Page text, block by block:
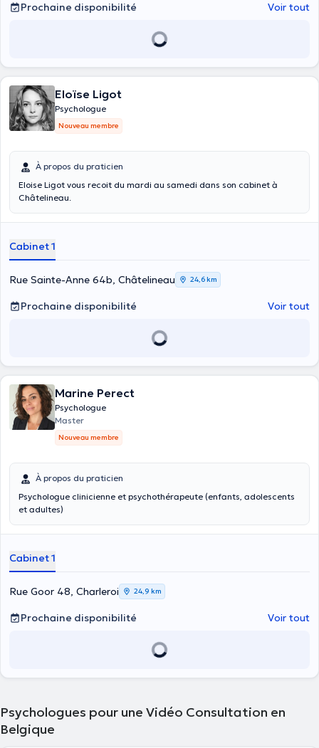
Prochaine disponibilité Voir tout
Eloïse Ligot
Psychologue
Nouveau membre
À propos du praticien
Eloise Ligot vous recoit du mardi au samedi dans son cabinet à
Châtelineau.
Cabinet 1
Rue Sainte-Anne 64b, Châtelineau 24,6 km
Prochaine disponibilité Voir tout
Marine Perect
Psychologue
Master
Nouveau membre
À propos du praticien
Psychologue clinicienne et psychothérapeute (enfants, adolescents
et adultes)
Cabinet 1
Rue Goor 48, Charleroi 24,9 km
Prochaine disponibilité Voir tout
Psychologues pour une Vidéo Consultation en
Belgique